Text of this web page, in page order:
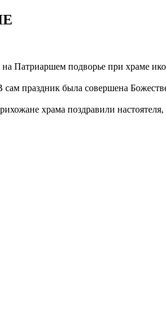
на Патриаршем подворье при храме
праздник была совершена
храма поздравили